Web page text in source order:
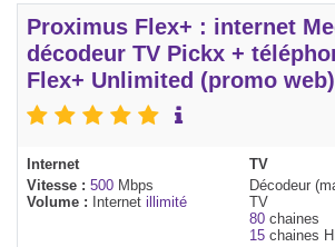
Proximus Flex+ : internet
décodeur TV Pickx +
Flex+ Unlimited (promo web)
Internet
Vitesse : 500 Mbps
Volume :
Internet illimité
TV
Décodeur
TV
80 chaines
15 chaines